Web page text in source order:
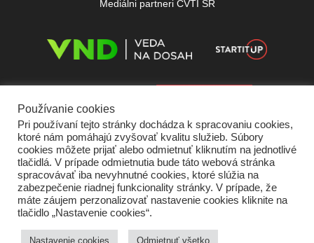
Mediálni partneri CVTI SR
Domov O nás Kontakt Vydavateľ
Podmienky používania
Ochrana súkromia Štatút súťaží
Používanie cookies
Pri používaní tejto stránky dochádza k spracovaniu cookies,
ktoré nám pomáhajú zvyšovať kvalitu služieb. Súbory
cookies môžete prijať alebo odmietnuť kliknutím na jednotlivé
tlačidlá. V prípade odmietnutia bude táto webová stránka
spracovávať iba nevyhnutné cookies, ktoré slúžia na
zabezpečenie riadnej funkcionality stránky. V prípade, že
máte záujem perzonalizovať nastavenie cookies kliknite na
tlačidlo „Nastavenie cookies“.
Nastavenie cookies Odmietnuť všetko